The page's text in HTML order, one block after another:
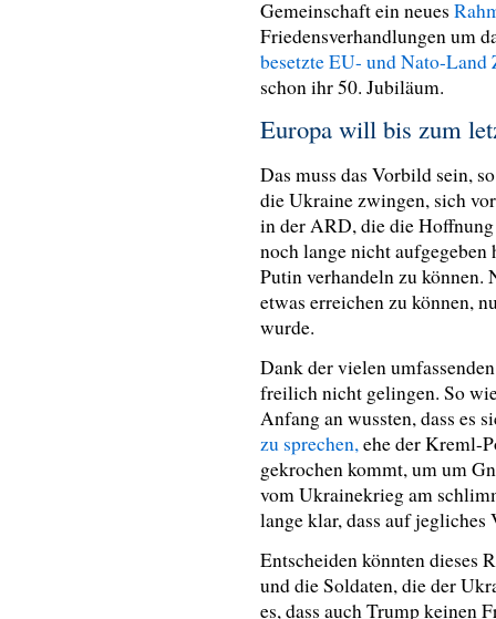
Gemeinschaft ein neues
Friedensverhandlungen um
besetzte EU- und Nato-
schon ihr 50. Jubiläum.
Europa will bis zum
Das muss das Vorbild sein,
die Ukraine zwingen, sich
in der ARD, die die
noch lange nicht
Putin verhandeln zu können.
etwas erreichen zu können,
wurde.
Dank der vielen
freilich nicht gelingen. So
Anfang an wussten, dass es
zu sprechen,ehe der Kreml-
gekrochen kommt, um um
vom Ukrainekrieg am
lange klar, dass auf
Entscheiden könnten dieses
und die Soldaten, die der
es, dass auch Trump keinen